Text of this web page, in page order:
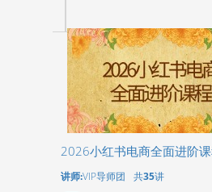
2026小红书电商全面进阶
讲师:VIP导师团 共35讲